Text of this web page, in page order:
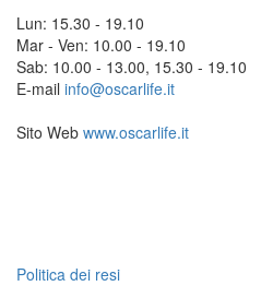
Lun: 15.30 - 19.10
Mar - Ven: 10.00 - 19.10
Sab: 10.00 - 13.00, 15.30 - 19.10
E-mail info@oscarlife.it
Sito Web www.oscarlife.it
Politica dei resi